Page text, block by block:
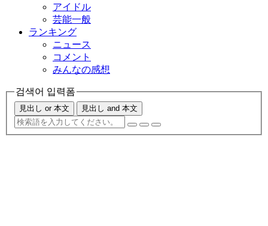
アイドル
芸能一般
ランキング
ニュース
コメント
みんなの感想
검색어 입력폼
見出し or 本文 見出し and 本文